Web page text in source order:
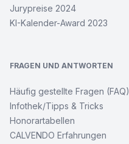
Jurypreise 2024
KI-Kalender-Award 2023
FRAGEN UND ANTWORTEN
Häufig gestellte Fragen (FAQ)
Infothek/Tipps & Tricks
Honorartabellen
CALVENDO Erfahrungen